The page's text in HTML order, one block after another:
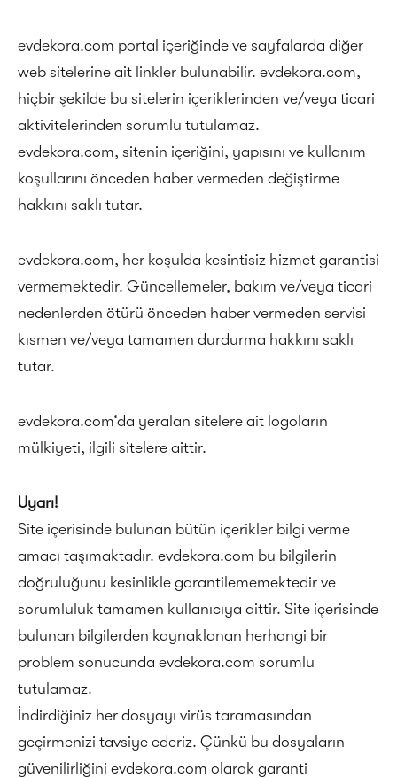
evdekora.com portal içeriğinde ve sayfalarda diğer
web sitelerine ait linkler bulunabilir. evdekora.com,
hiçbir şekilde bu sitelerin içeriklerinden ve/veya ticari
aktivitelerinden sorumlu tutulamaz.
evdekora.com, sitenin içeriğini, yapısını ve kullanım
koşullarını önceden haber vermeden değiştirme
hakkını saklı tutar.
evdekora.com, her koşulda kesintisiz hizmet garantisi
vermemektedir. Güncellemeler, bakım ve/veya ticari
nedenlerden ötürü önceden haber vermeden servisi
kısmen ve/veya tamamen durdurma hakkını saklı
tutar.
evdekora.com‘da yeralan sitelere ait logoların
mülkiyeti, ilgili sitelere aittir.
Uyarı!
Site içerisinde bulunan bütün içerikler bilgi verme
amacı taşımaktadır. evdekora.com bu bilgilerin
doğruluğunu kesinlikle garantilememektedir ve
sorumluluk tamamen kullanıcıya aittir. Site içerisinde
bulunan bilgilerden kaynaklanan herhangi bir
problem sonucunda evdekora.com sorumlu
tutulamaz.
İndirdiğiniz her dosyayı virüs taramasından
geçirmenizi tavsiye ederiz. Çünkü bu dosyaların
güvenilirliğini evdekora.com olarak garanti